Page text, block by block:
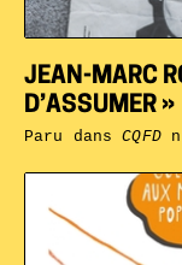
JEAN-MARC
D’ASSUMER »
Paru dansCQFD